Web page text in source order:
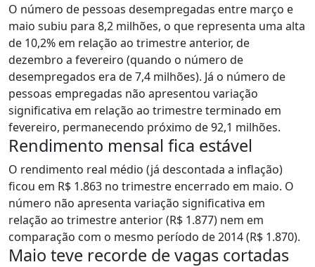
O número de pessoas desempregadas entre março e
maio subiu para 8,2 milhões, o que representa uma alta
de 10,2% em relação ao trimestre anterior, de
dezembro a fevereiro (quando o número de
desempregados era de 7,4 milhões). Já o número de
pessoas empregadas não apresentou variação
significativa em relação ao trimestre terminado em
fevereiro, permanecendo próximo de 92,1 milhões.
Rendimento mensal fica estável
O rendimento real médio (já descontada a inflação)
ficou em R$ 1.863 no trimestre encerrado em maio. O
número não apresenta variação significativa em
relação ao trimestre anterior (R$ 1.877) nem em
comparação com o mesmo período de 2014 (R$ 1.870).
Maio teve recorde de vagas cortadas